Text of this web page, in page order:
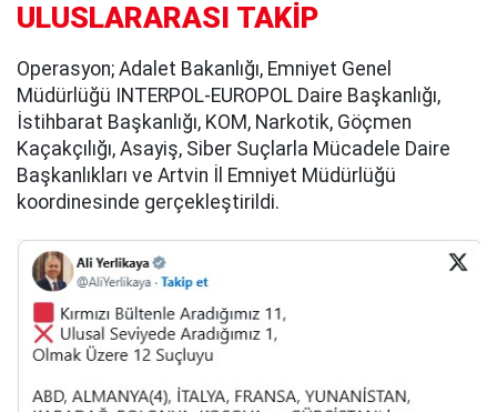
ULUSLARARASI TAKİP
Operasyon; Adalet Bakanlığı, Emniyet Genel
Müdürlüğü INTERPOL-EUROPOL Daire Başkanlığı,
İstihbarat Başkanlığı, KOM, Narkotik, Göçmen
Kaçakçılığı, Asayiş, Siber Suçlarla Mücadele Daire
Başkanlıkları ve Artvin İl Emniyet Müdürlüğü
koordinesinde gerçekleştirildi.